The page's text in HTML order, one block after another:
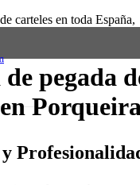
carteles en toda España,
compromiso
pegada
en Porqueira